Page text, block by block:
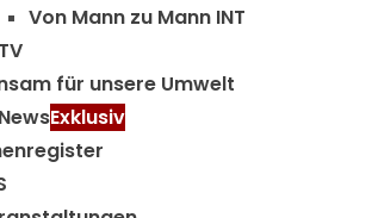
Von Mann zu Mann INT
für unsere Umwelt
Exklusiv